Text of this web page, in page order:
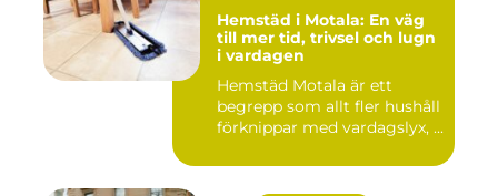
Hemstäd i Motala: En väg
till mer tid, trivsel och lugn
i vardagen
Hemstäd Motala är ett
begrepp som allt fler hushåll
förknippar med vardagslyx, ...